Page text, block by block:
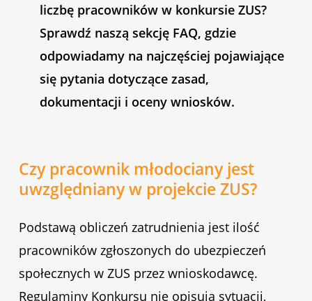
liczbę pracowników w konkursie ZUS?
Sprawdź naszą sekcję FAQ, gdzie
odpowiadamy na najczęściej pojawiające
się pytania dotyczące zasad,
dokumentacji i oceny wniosków.
Czy pracownik młodociany jest
uwzględniany w projekcie ZUS?
Podstawą obliczeń zatrudnienia jest ilość
pracowników zgłoszonych do ubezpieczeń
społecznych w ZUS przez wnioskodawcę.
Regulaminy Konkursu nie opisują sytuacji,